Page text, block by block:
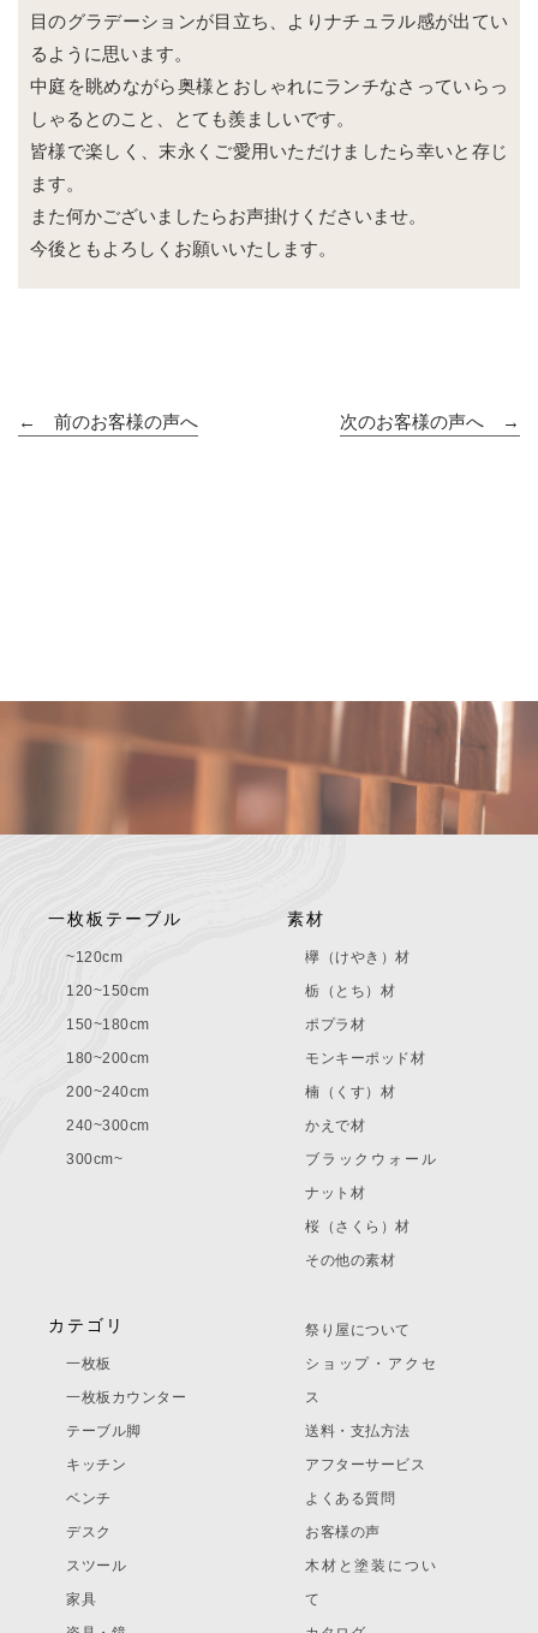
目のグラデーションが目立ち、よりナチュラル感が出てい
るように思います。
中庭を眺めながら奥様とおしゃれにランチなさっていらっ
しゃるとのこと、とても羨ましいです。
皆様で楽しく、末永くご愛用いただけましたら幸いと存じ
ます。
また何かございましたらお声掛けくださいませ。
今後ともよろしくお願いいたします。
← 前のお客様の声へ 次のお客様の声へ →
一枚板テーブル
~120cm
120~150cm
150~180cm
180~200cm
200~240cm
240~300cm
300cm~
素材
欅（けやき）材
栃（とち）材
ポプラ材
モンキーポッド材
楠（くす）材
かえで材
ブラックウォール
ナット材
桜（さくら）材
その他の素材
カテゴリ
一枚板
一枚板カウンター
テーブル脚
キッチン
ベンチ
デスク
スツール
家具
祭り屋について
ショップ・アクセ
ス
送料・支払方法
アフターサービス
よくある質問
お客様の声
木材と塗装につい
て